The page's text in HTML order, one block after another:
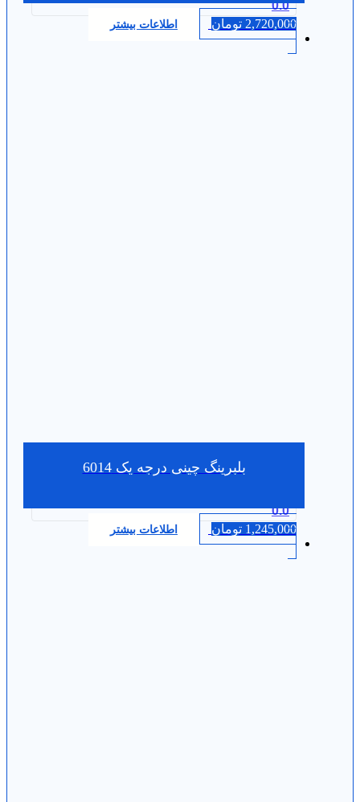
0.0
2,720,000 تومان اطلاعات بیشتر
بلبرینگ چینی درجه یک 6014
0.0
1,245,000 تومان اطلاعات بیشتر